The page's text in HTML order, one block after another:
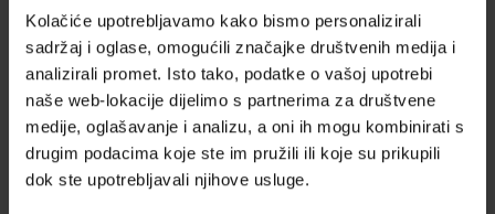
Kolačiće upotrebljavamo kako bismo personalizirali
sadržaj i oglase, omogućili značajke društvenih medija i
analizirali promet. Isto tako, podatke o vašoj upotrebi
naše web-lokacije dijelimo s partnerima za društvene
medije, oglašavanje i analizu, a oni ih mogu kombinirati s
drugim podacima koje ste im pružili ili koje su prikupili
dok ste upotrebljavali njihove usluge.
Kada ću dobiti naručenu robu?
Zašto parfemi i satovi od nas?
Što je tester parfema?
Vodootpornost satova
Često postavljana pitanja
Samo originalna roba